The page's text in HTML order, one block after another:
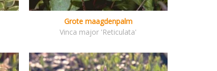
Grote maagdenpalm
Vinca major 'Reticulata'